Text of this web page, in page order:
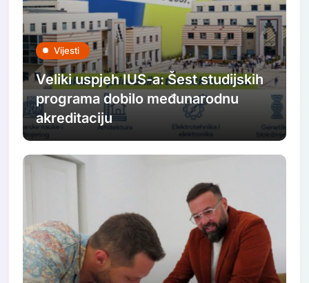
Vijesti
Veliki uspjeh IUS-a: Šest studijskih
programa dobilo međunarodnu
akreditaciju